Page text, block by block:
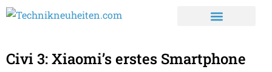
Civi 3: Xiaomi’s erstes Smartphone